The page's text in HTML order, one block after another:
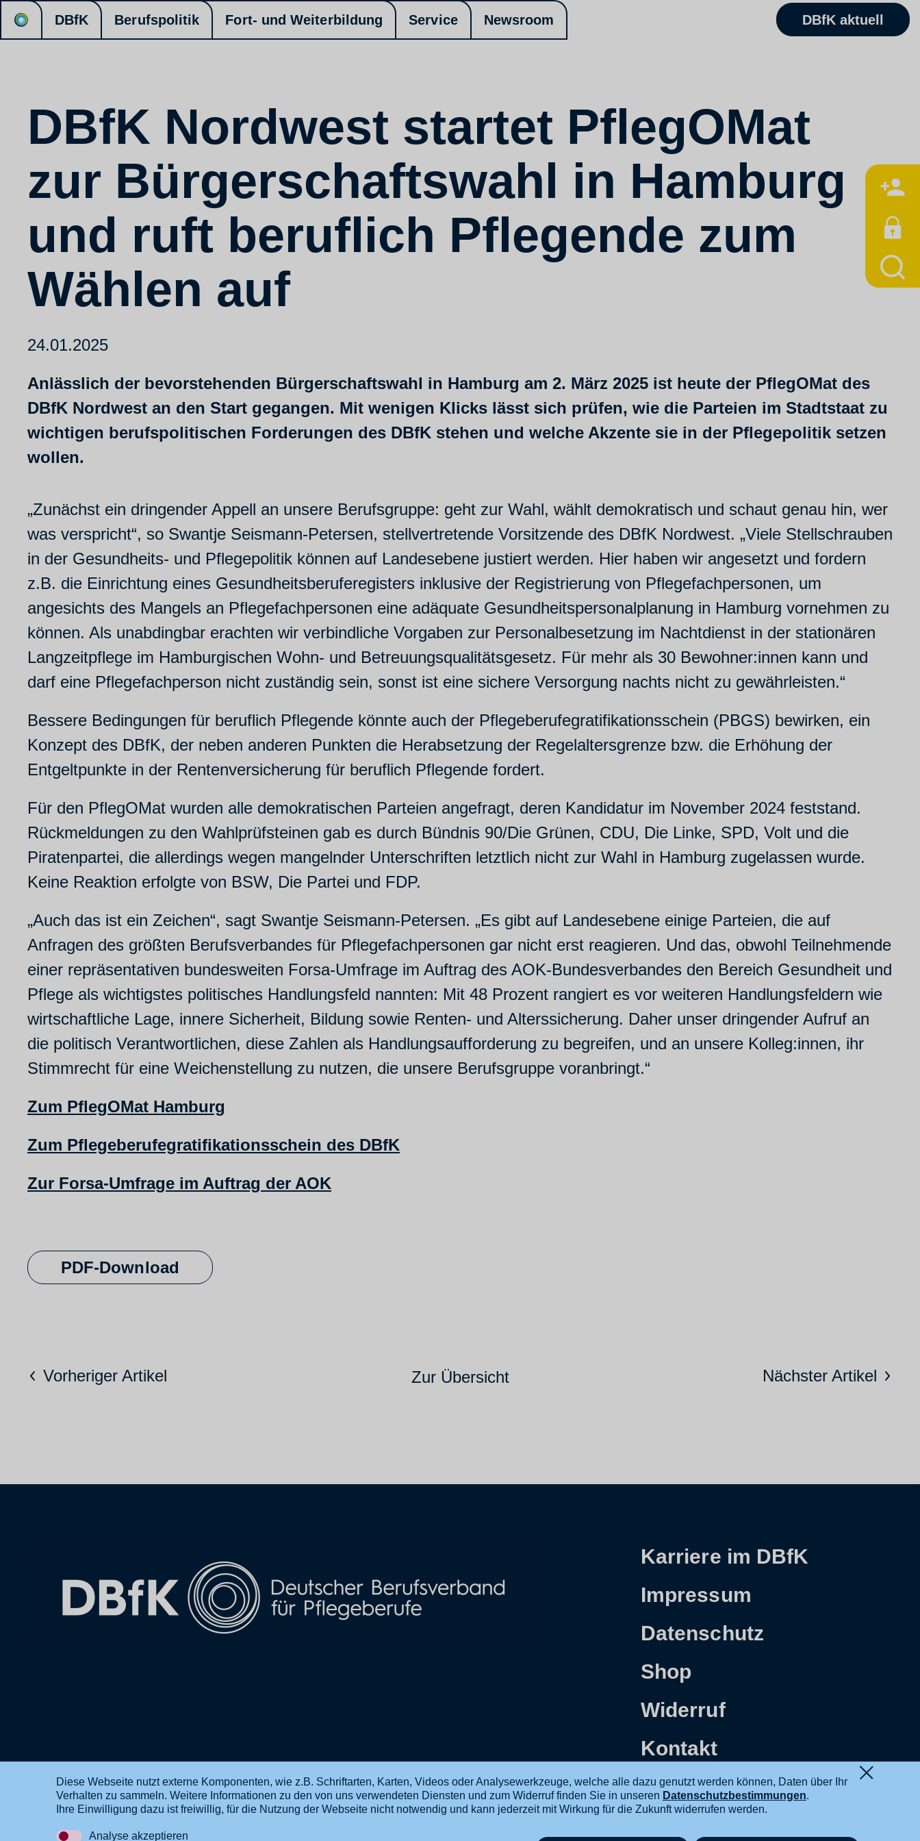
DBfK Berufspolitik Fort- und Weiterbildung Service Newsroom DBfK aktuell
DBfK Nordwest startet PflegOMat
zur Bürgerschaftswahl in Hamburg
und ruft beruflich Pflegende zum
Wählen auf
24.01.2025
Anlässlich der bevorstehenden Bürgerschaftswahl in Hamburg am 2. März 2025 ist heute der PflegOMat des
DBfK Nordwest an den Start gegangen. Mit wenigen Klicks lässt sich prüfen, wie die Parteien im Stadtstaat zu
wichtigen berufspolitischen Forderungen des DBfK stehen und welche Akzente sie in der Pflegepolitik setzen
wollen.
„Zunächst ein dringender Appell an unsere Berufsgruppe: geht zur Wahl, wählt demokratisch und schaut genau hin, wer
was verspricht“, so Swantje Seismann-Petersen, stellvertretende Vorsitzende des DBfK Nordwest. „Viele Stellschrauben
in der Gesundheits- und Pflegepolitik können auf Landesebene justiert werden. Hier haben wir angesetzt und fordern
z.B. die Einrichtung eines Gesundheitsberuferegisters inklusive der Registrierung von Pflegefachpersonen, um
angesichts des Mangels an Pflegefachpersonen eine adäquate Gesundheitspersonalplanung in Hamburg vornehmen zu
können. Als unabdingbar erachten wir verbindliche Vorgaben zur Personalbesetzung im Nachtdienst in der stationären
Langzeitpflege im Hamburgischen Wohn- und Betreuungsqualitätsgesetz. Für mehr als 30 Bewohner:innen kann und
darf eine Pflegefachperson nicht zuständig sein, sonst ist eine sichere Versorgung nachts nicht zu gewährleisten.“
Bessere Bedingungen für beruflich Pflegende könnte auch der Pflegeberufegratifikationsschein (PBGS) bewirken, ein
Konzept des DBfK, der neben anderen Punkten die Herabsetzung der Regelaltersgrenze bzw. die Erhöhung der
Entgeltpunkte in der Rentenversicherung für beruflich Pflegende fordert.
Für den PflegOMat wurden alle demokratischen Parteien angefragt, deren Kandidatur im November 2024 feststand.
Rückmeldungen zu den Wahlprüfsteinen gab es durch Bündnis 90/Die Grünen, CDU, Die Linke, SPD, Volt und die
Piratenpartei, die allerdings wegen mangelnder Unterschriften letztlich nicht zur Wahl in Hamburg zugelassen wurde.
Keine Reaktion erfolgte von BSW, Die Partei und FDP.
„Auch das ist ein Zeichen“, sagt Swantje Seismann-Petersen. „Es gibt auf Landesebene einige Parteien, die auf
Anfragen des größten Berufsverbandes für Pflegefachpersonen gar nicht erst reagieren. Und das, obwohl Teilnehmende
einer repräsentativen bundesweiten Forsa-Umfrage im Auftrag des AOK-Bundesverbandes den Bereich Gesundheit und
Pflege als wichtigstes politisches Handlungsfeld nannten: Mit 48 Prozent rangiert es vor weiteren Handlungsfeldern wie
wirtschaftliche Lage, innere Sicherheit, Bildung sowie Renten- und Alterssicherung. Daher unser dringender Aufruf an
die politisch Verantwortlichen, diese Zahlen als Handlungsaufforderung zu begreifen, und an unsere Kolleg:innen, ihr
Stimmrecht für eine Weichenstellung zu nutzen, die unsere Berufsgruppe voranbringt.“
Zum PflegOMat Hamburg
Zum Pflegeberufegratifikationsschein des DBfK
Zur Forsa-Umfrage im Auftrag der AOK
PDF-Download
Vorheriger Artikel Zur Übersicht Nächster Artikel
Karriere im DBfK
Impressum
Datenschutz
Shop
Widerruf
Kontakt
EN
Diese Webseite nutzt externe Komponenten, wie z.B. Schriftarten, Karten, Videos oder Analysewerkzeuge, welche alle dazu genutzt werden können, Daten über Ihr
Verhalten zu sammeln. Weitere Informationen zu den von uns verwendeten Diensten und zum Widerruf finden Sie in unseren Datenschutzbestimmungen.
Ihre Einwilligung dazu ist freiwillig, für die Nutzung der Webseite nicht notwendig und kann jederzeit mit Wirkung für die Zukunft widerrufen werden.
Analyse akzeptieren